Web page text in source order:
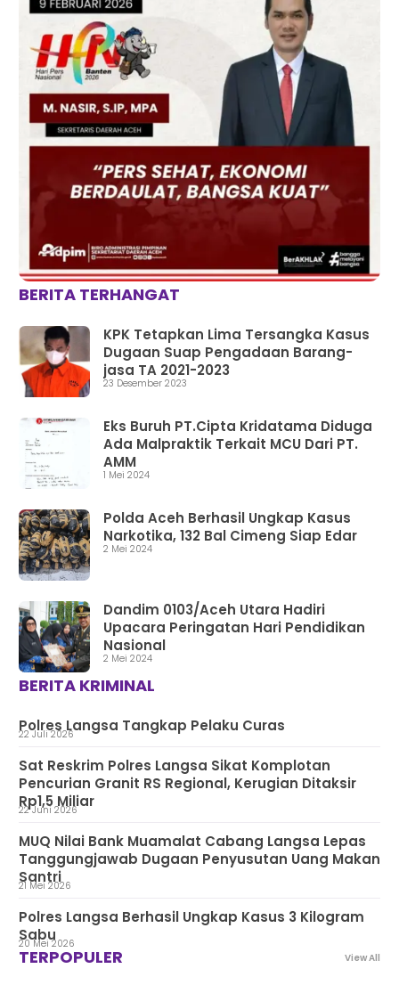
BERITA TERHANGAT
KPK Tetapkan Lima Tersangka Kasus
Dugaan Suap Pengadaan Barang-
jasa TA 2021-2023
23 Desember 2023
Eks Buruh PT.Cipta Kridatama Diduga
Ada Malpraktik Terkait MCU Dari PT.
AMM
1 Mei 2024
Polda Aceh Berhasil Ungkap Kasus
Narkotika, 132 Bal Cimeng Siap Edar
2 Mei 2024
Dandim 0103/Aceh Utara Hadiri
Upacara Peringatan Hari Pendidikan
Nasional
2 Mei 2024
BERITA KRIMINAL
Polres Langsa Tangkap Pelaku Curas
22 Juli 2026
Sat Reskrim Polres Langsa Sikat Komplotan
Pencurian Granit RS Regional, Kerugian Ditaksir
Rp1,5 Miliar
22 Juni 2026
MUQ Nilai Bank Muamalat Cabang Langsa Lepas
Tanggungjawab Dugaan Penyusutan Uang Makan
Santri
21 Mei 2026
Polres Langsa Berhasil Ungkap Kasus 3 Kilogram
Sabu20 Mei 2026
TERPOPULER View All